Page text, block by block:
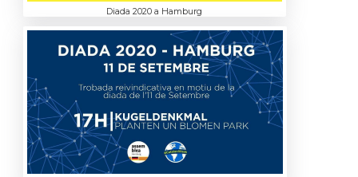
Diada 2020 a Hamburg